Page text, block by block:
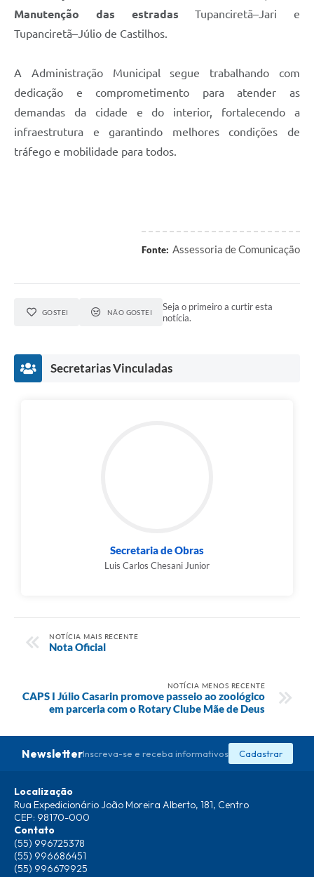
Manutenção das estradas Tupanciretã–Jari e
Tupanciretã–Júlio de Castilhos.
A Administração Municipal segue trabalhando com
dedicação e comprometimento para atender as
demandas da cidade e do interior, fortalecendo a
infraestrutura e garantindo melhores condições de
tráfego e mobilidade para todos.
Fonte: Assessoria de Comunicação
GOSTEI NÃO GOSTEI
Seja o primeiro a curtir esta
notícia.
Secretarias Vinculadas
Secretaria de Obras
Luis Carlos Chesani Junior
NOTÍCIA MAIS RECENTE
Nota Oficial
NOTÍCIA MENOS RECENTE
CAPS I Júlio Casarin promove passeio ao zoológico
em parceria com o Rotary Clube Mãe de Deus
NewsletterInscreva-se e receba informativos Cadastrar
Localização
Rua Expedicionário João Moreira Alberto, 181, Centro
CEP: 98170-000
Contato
(55) 996725378
(55) 996686451
(55) 996679925